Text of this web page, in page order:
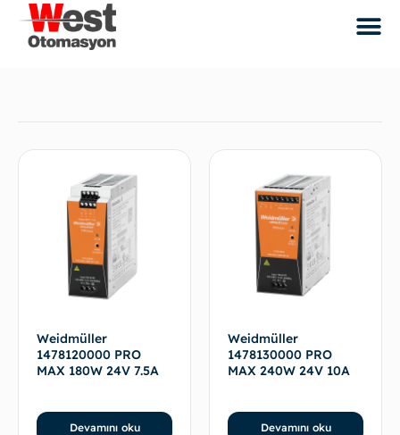
Weidmüller
1478120000 PRO
MAX 180W 24V 7.5A
Devamını oku
Weidmüller
1478130000 PRO
MAX 240W 24V 10A
Devamını oku